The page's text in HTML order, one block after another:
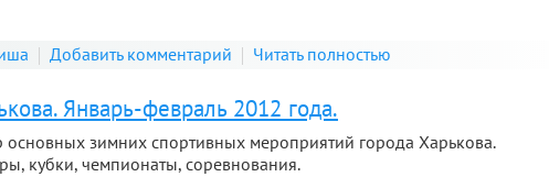
Добавить комментарий Читать полностью
Январь-февраль 2012 года.
основных зимних спортивных мероприятий города Харькова.
кубки, чемпионаты, соревнования.